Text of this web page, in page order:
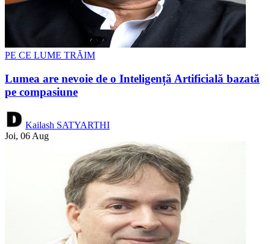
PE CE LUME TRĂIM
Lumea are nevoie de o Inteligență Artificială bazată
pe compasiune
Kailash SATYARTHI
Joi, 06 Aug